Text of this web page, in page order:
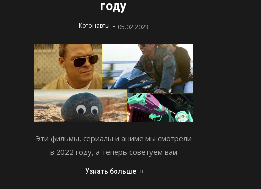
году
Котонавты - 05.02.2023
Эти фильмы, сериалы и аниме мы смотрели
в 2022 году, а теперь советуем вам
Узнать больше